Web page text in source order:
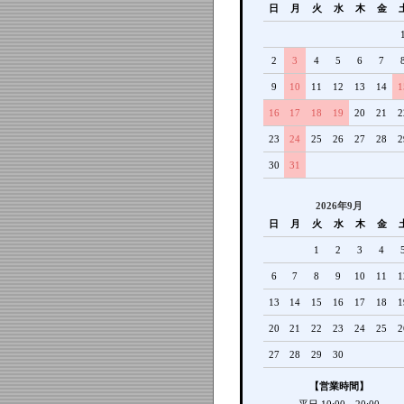
日
月 火 水 木 金
1
2 3 4 5 6 7 8
9 10 11 12 13 14
16 17 18 19 20 21
23 24 25 26 27 28
30 31
2026年9月
日
月 火 水 木 金
1 2 3 4 5
6 7 8 9 10 11
13 14 15 16 17 18
20 21 22 23 24 25
27 28 29 30
【営業時間】